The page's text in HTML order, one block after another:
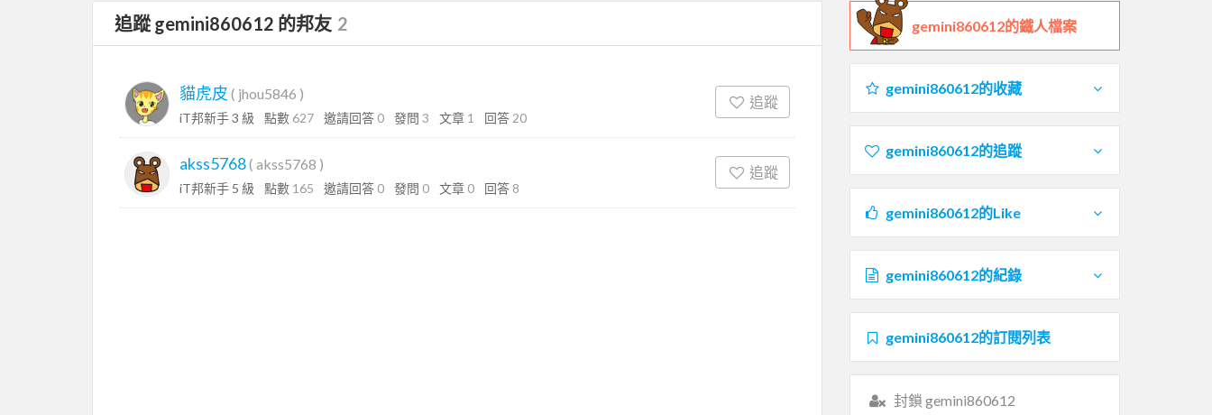
追蹤 gemini860612 的邦友 2
貓虎皮 ( jhou5846 )
iT邦新手 3 級 點數 627 邀請回答 0 發問 3 文章 1 回答 20
追蹤
akss5768( akss5768 )
iT邦新手 5 級 點數 165 邀請回答 0 發問 0 文章 0 回答 8
追蹤
gemini860612的鐵人檔案
gemini860612的收藏
gemini860612的追蹤
gemini860612的Like
gemini860612的紀錄
gemini860612的訂閱列表
封鎖 gemini860612